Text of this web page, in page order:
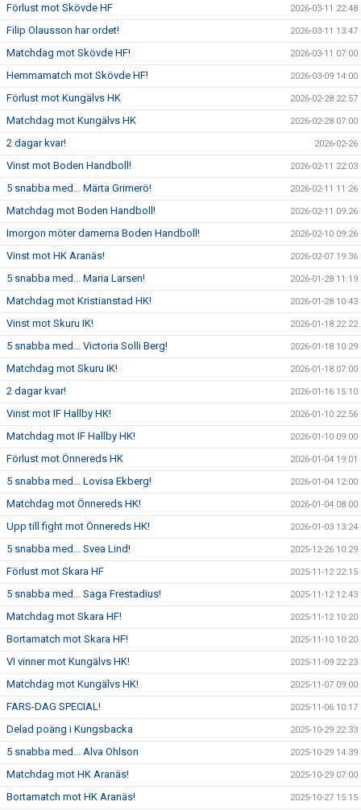
Förlust mot Skövde HF 2026-03-11 22:48
Filip Olausson har ordet! 2026-03-11 13:47
Matchdag mot Skövde HF! 2026-03-11 07:00
Hemmamatch mot Skövde HF! 2026-03-09 14:00
Förlust mot Kungälvs HK 2026-02-28 22:57
Matchdag mot Kungälvs HK 2026-02-28 07:00
2 dagar kvar! 2026-02-26
Vinst mot Boden Handboll! 2026-02-11 22:03
5 snabba med... Märta Grimerö! 2026-02-11 11:26
Matchdag mot Boden Handboll! 2026-02-11 09:26
Imorgon möter damerna Boden Handboll! 2026-02-10 09:26
Vinst mot HK Aranäs! 2026-02-07 19:36
5 snabba med... Maria Larsen! 2026-01-28 11:19
Matchdag mot Kristianstad HK! 2026-01-28 10:43
Vinst mot Skuru IK! 2026-01-18 22:22
5 snabba med... Victoria Solli Berg! 2026-01-18 10:29
Matchdag mot Skuru IK! 2026-01-18 07:00
2 dagar kvar! 2026-01-16 15:10
Vinst mot IF Hallby HK! 2026-01-10 22:56
Matchdag mot IF Hallby HK! 2026-01-10 09:00
Förlust mot Önnereds HK 2026-01-04 19:01
5 snabba med... Lovisa Ekberg! 2026-01-04 12:00
Matchdag mot Önnereds HK! 2026-01-04 08:00
Upp till fight mot Önnereds HK! 2026-01-03 13:24
5 snabba med... Svea Lind! 2025-12-26 10:29
Förlust mot Skara HF 2025-11-12 22:15
5 snabba med... Saga Frestadius! 2025-11-12 12:43
Matchdag mot Skara HF! 2025-11-12 10:20
Bortamatch mot Skara HF! 2025-11-10 10:20
VI vinner mot Kungälvs HK! 2025-11-09 22:23
Matchdag mot Kungälvs HK! 2025-11-07 09:00
FARS-DAG SPECIAL! 2025-11-06 10:17
Delad poäng i Kungsbacka 2025-10-29 22:33
5 snabba med... Alva Ohlson 2025-10-29 14:39
Matchdag mot HK Aranäs! 2025-10-29 07:00
Bortamatch mot HK Aranäs! 2025-10-27 15:15